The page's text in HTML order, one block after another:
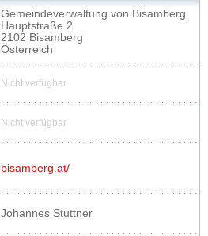
Gemeindeverwaltung von Bisamberg
Hauptstraße 2
2102 Bisamberg
Österreich
Nicht verfügbar
Nicht verfügbar
bisamberg.at/
Johannes Stuttner